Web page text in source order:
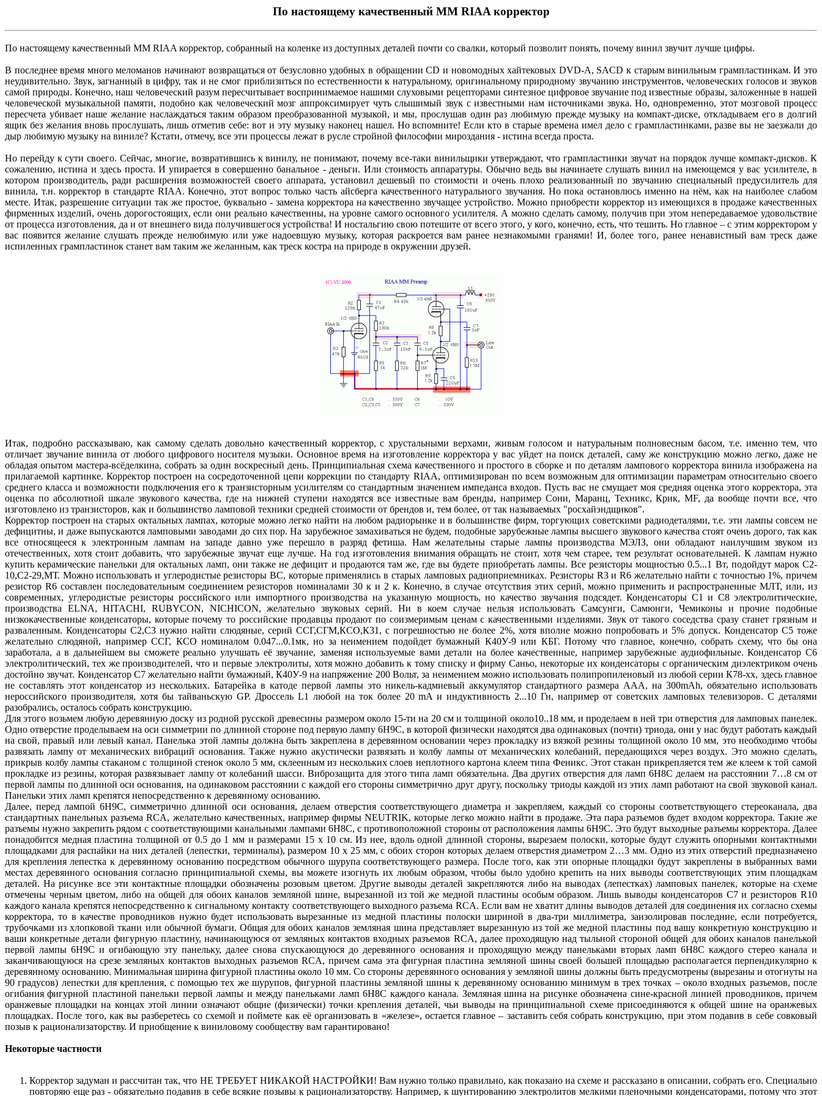
По настоящему качественный MM RIAA корректор
По настоящему качественный MM RIAA корректор, собранный на коленке из доступных деталей почти со свалки, который позволит понять, почему винил звучит лучше цифры.
В последнее время много меломанов начинают возвращаться от безусловно удобных в обращении CD и новомодных хайтековых DVD-A, SACD к старым винильным грампластинкам. И это
неудивительно. Звук, загнанный в цифру, так и не смог приблизиться по естественности к натуральному, оригинальному природному звучанию инструментов, человеческих голосов и звуков
самой природы. Конечно, наш человеческий разум пересчитывает воспринимаемое нашими слуховыми рецепторами синтезное цифровое звучание под известные образы, заложенные в нашей
человеческой музыкальной памяти, подобно как человеческий мозг аппроксимирует чуть слышимый звук с известными нам источниками звука. Но, одновременно, этот мозговой процесс
пересчета убивает наше желание наслаждаться таким образом преобразованной музыкой, и мы, прослушав один раз любимую прежде музыку на компакт-диске, откладываем его в долгий
ящик без желания вновь прослушать, лишь отметив себе: вот и эту музыку наконец нашел. Но вспомните! Если кто в старые времена имел дело с грампластинками, разве вы не заезжали до
дыр любимую музыку на виниле? Кстати, отмечу, все эти процессы лежат в русле стройной философии мироздания - истина всегда проста.
Но перейду к сути своего. Сейчас, многие, возвратившись к винилу, не понимают, почему все-таки винильщики утверждают, что грампластинки звучат на порядок лучше компакт-дисков. К
сожалению, истина и здесь проста. И упирается в совершенно банальное - деньги. Или стоимость аппаратуры. Обычно ведь вы начинаете слушать винил на имеющемся у вас усилителе, в
котором производитель, ради расширения возможностей своего аппарата, установил дешевый по стоимости и очень плохо реализованный по звучанию специальный предусилитель для
винила, т.н. корректор в стандарте RIAA. Конечно, этот вопрос только часть айсберга качественного натурального звучания. Но пока остановлюсь именно на нём, как на наиболее слабом
месте. Итак, разрешение ситуации так же простое, буквально - замена корректора на качественно звучащее устройство. Можно приобрести корректор из имеющихся в продаже качественных
фирменных изделий, очень дорогостоящих, если они реально качественны, на уровне самого основного усилителя. А можно сделать самому, получив при этом непередаваемое удовольствие
от процесса изготовления, да и от внешнего вида получившегося устройства! И ностальгию свою потешите от всего этого, у кого, конечно, есть, что тешить. Но главное – с этим корректором у
вас появится желание слушать прежде нелюбимую или уже надоевшую музыку, которая раскроется вам ранее незнакомыми гранями! И, более того, ранее ненавистный вам треск даже
испиленных грампластинок станет вам таким же желанным, как треск костра на природе в окружении друзей.
Итак, подробно рассказываю, как самому сделать довольно качественный корректор, с хрустальными верхами, живым голосом и натуральным полновесным басом, т.е. именно тем, что
отличает звучание винила от любого цифрового носителя музыки. Основное время на изготовление корректора у вас уйдет на поиск деталей, саму же конструкцию можно легко, даже не
обладая опытом мастера-всёделкина, собрать за один воскресный день. Принципиальная схема качественного и простого в сборке и по деталям лампового корректора винила изображена на
прилагаемой картинке. Корректор построен на сосредоточенной цепи коррекции по стандарту RIAA, оптимизирован по всем возможным для оптимизации параметрам относительно своего
среднего класса и возможности подключения его к транзисторным усилителям со стандартным значением импеданса входов. Пусть вас не смущает моя средняя оценка этого корректора, эта
оценка по абсолютной шкале звукового качества, где на нижней ступени находятся все известные вам бренды, например Сони, Маранц, Техникс, Крик, MF, да вообще почти все, что
изготовлено из транзисторов, как и большинство ламповой техники средней стоимости от брендов и, тем более, от так называемых "росхайэндщиков".
Корректор построен на старых октальных лампах, которые можно легко найти на любом радиорынке и в большинстве фирм, торгующих советскими радиодеталями, т.е. эти лампы совсем не
дефицитны, и даже выпускаются ламповыми заводами до сих пор. На зарубежное замахиваться не будем, подобные зарубежные лампы высшего звукового качества стоят очень дорого, так как
все относящееся к электронным лампам на западе давно уже перешло в разряд фетиша. Нам желательны старые лампы производства МЭЛЗ, они обладают наилучшим звуком из
отечественных, хотя стоит добавить, что зарубежные звучат еще лучше. На год изготовления внимания обращать не стоит, хотя чем старее, тем результат основательней. К лампам нужно
купить керамические панельки для октальных ламп, они также не дефицит и продаются там же, где вы будете приобретать лампы. Все резисторы мощностью 0.5...1 Вт, подойдут марок С2-
10,С2-29,МТ. Можно использовать и углеродистые резисторы ВС, которые применялись в старых ламповых радиоприемниках. Резисторы R3 и R6 желательно найти с точностью 1%, причем
резистор R6 составлен последовательным соединением резисторов номиналами 30 к и 2 к. Конечно, в случае отсутствия этих серий, можно применить и распространенные МЛТ, или, из
современных, углеродистые резисторы российского или импортного производства на указанную мощность, но качество звучания подсядет. Конденсаторы С1 и С8 электролитические,
производства ELNA, HITACHI, RUBYCON, NICHICON, желательно звуковых серий. Ни в коем случае нельзя использовать Самсунги, Самюнги, Чемиконы и прочие подобные
низкокачественные конденсаторы, которые почему то российские продавцы продают по соизмеримым ценам с качественными изделиями. Звук от такого соседства сразу станет грязным и
разваленным. Конденсаторы С2,С3 нужно найти слюдяные, серий ССГ,СГМ,КСО,К31, с погрешностью не более 2%, хотя вполне можно попробовать и 5% допуск. Конденсатор С5 тоже
желательно слюдяной, например ССГ, КСО номиналом 0.047...0.1мк, но за неимением подойдет бумажный К40У-9 или КБГ. Потому что главное, конечно, собрать схему, что бы она
заработала, а в дальнейшем вы сможете реально улучшать её звучание, заменяя используемые вами детали на более качественные, например зарубежные аудиофильные. Конденсатор С6
электролитический, тех же производителей, что и первые электролиты, хотя можно добавить к тому списку и фирму Саньо, некоторые их конденсаторы с органическим диэлектриком очень
достойно звучат. Конденсатор С7 желательно найти бумажный, К40У-9 на напряжение 200 Вольт, за неимением можно использовать полипропиленовый из любой серии К78-хх, здесь главное
не составлять этот конденсатор из нескольких. Батарейка в катоде первой лампы это никель-кадмиевый аккумулятор стандартного размера ААА, на 300mAh, обязательно использовать
нероссийского производителя, хотя бы тайваньскую GP. Дроссель L1 любой на ток более 20 mA и индуктивность 2...10 Гн, например от советских ламповых телевизоров. С деталями
разобрались, осталось собрать конструкцию.
Для этого возьмем любую деревянную доску из родной русской древесины размером около 15-ти на 20 см и толщиной около10..18 мм, и проделаем в ней три отверстия для ламповых панелек.
Одно отверстие проделываем на оси симметрии по длинной стороне под первую лампу 6Н9С, в которой физически находятся два одинаковых (почти) триода, они у нас будут работать каждый
на свой, правый или левый канал. Панелька этой лампы должна быть закреплена в деревянном основании через прокладку из вязкой резины толщиной около 10 мм, это необходимо чтобы
развязать лампу от механических вибраций основания. Также нужно акустически развязать и колбу лампы от механических колебаний, передающихся через воздух. Это можно сделать,
прикрыв колбу лампы стаканом с толщиной стенок около 5 мм, склеенным из нескольких слоев неплотного картона клеем типа Феникс. Этот стакан прикрепляется тем же клеем к той самой
прокладке из резины, которая развязывает лампу от колебаний шасси. Виброзащита для этого типа ламп обязательна. Два других отверстия для ламп 6Н8С делаем на расстоянии 7…8 см от
первой лампы по длинной оси основания, на одинаковом расстоянии с каждой его стороны симметрично друг другу, поскольку триоды каждой из этих ламп работают на свой звуковой канал.
Панельки этих ламп крепятся непосредственно к деревянному основанию.
Далее, перед лампой 6Н9С, симметрично длинной оси основания, делаем отверстия соответствующего диаметра и закрепляем, каждый со стороны соответствующего стереоканала, два
стандартных панельных разъема RCA, желательно качественных, например фирмы NEUTRIK, которые легко можно найти в продаже. Эта пара разъемов будет входом корректора. Такие же
разъемы нужно закрепить рядом с соответствующими канальными лампами 6Н8С, с противоположной стороны от расположения лампы 6Н9С. Это будут выходные разъемы корректора. Далее
понадобится медная пластина толщиной от 0.5 до 1 мм и размерами 15 х 10 см. Из нее, вдоль одной длинной стороны, вырезаем полоски, которые будут служить опорными контактными
площадками для распайки на них деталей (лепестки, терминалы), размером 10 х 25 мм, с обоих сторон которых делаем отверстия диаметром 2…3 мм. Одно из этих отверстий предназначено
для крепления лепестка к деревянному основанию посредством обычного шурупа соответствующего размера. После того, как эти опорные площадки будут закреплены в выбранных вами
местах деревянного основания согласно принципиальной схемы, вы можете изогнуть их любым образом, чтобы было удобно крепить на них выводы соответствующих этим площадкам
деталей. На рисунке все эти контактные площадки обозначены розовым цветом. Другие выводы деталей закрепляются либо на выводах (лепестках) ламповых панелек, которые на схеме
отмечены черным цветом, либо на общей для обоих каналов земляной шине, вырезанной из той же медной пластины особым образом. Лишь выводы конденсаторов С7 и резисторов R10
каждого канала крепятся непосредственно к сигнальному контакту соответствующего выходного разъема RCA. Если вам не хватит длины выводов деталей для соединения их согласно схемы
корректора, то в качестве проводников нужно будет использовать вырезанные из медной пластины полоски шириной в два-три миллиметра, заизолировав последние, если потребуется,
трубочками из хлопковой ткани или обычной бумаги. Общая для обоих каналов земляная шина представляет вырезанную из той же медной пластины под вашу конкретную конструкцию и
ваши конкретные детали фигурную пластину, начинающуюся от земляных контактов входных разъемов RCA, далее проходящую над тыльной стороной общей для обоих каналов панелькой
первой лампы 6Н9С и огибающую эту панельку, далее снова спускающуюся до деревянного основания и проходящую между панельками вторых ламп 6Н8С каждого стерео канала и
заканчивающуюся на срезе земляных контактов выходных разъемов RCA, причем сама эта фигурная пластина земляной шины своей большей площадью располагается перпендикулярно к
деревянному основанию. Минимальная ширина фигурной пластины около 10 мм. Со стороны деревянного основания у земляной шины должны быть предусмотрены (вырезаны и отогнуты на
90 градусов) лепестки для крепления, с помощью тех же шурупов, фигурной пластины земляной шины к деревянному основанию минимум в трех точках – около входных разъемов, после
огибания фигурной пластиной панельки первой лампы и между панельками ламп 6Н8С каждого канала. Земляная шина на рисунке обозначена сине-красной линией проводников, причем
оранжевые площадки на концах этой линии означают общие (физически) точки крепления деталей, чьи выводы на принципиальной схеме присоединяются к общей шине на оранжевых
площадках. После того, как вы разберетесь со схемой и поймете как её организовать в «железе», остается главное – заставить себя собрать конструкцию, при этом подавив в себе совковый
позыв к рационализаторству. И приобщение к виниловому сообществу вам гарантировано!
Некоторые частности
Корректор задуман и рассчитан так, что НЕ ТРЕБУЕТ НИКАКОЙ НАСТРОЙКИ! Вам нужно только правильно, как показано на схеме и рассказано в описании, собрать его. Специально
повторяю еще раз - обязательно подавив в себе всякие позывы к рационализаторству. Например, к шунтированию электролитов мелкими пленочными конденсаторами, потому что этот